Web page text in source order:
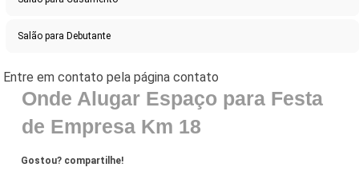
Salão para Debutante
Onde Alugar Espaço para Festa
de Empresa Km 18
Gostou? compartilhe!